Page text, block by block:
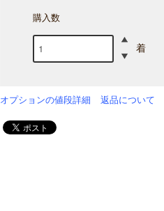
購入数
着
オプションの値段詳細 返品について